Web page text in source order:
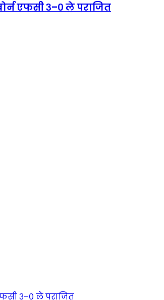
एफसी ३–० ले पराजित
३–० ले पराजित